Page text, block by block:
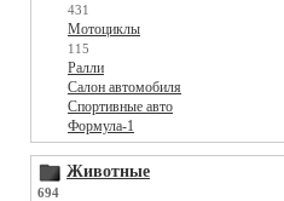
431
Мотоциклы
115
Ралли
Салон автомобиля
Спортивные авто
Формула-1
Животные
694